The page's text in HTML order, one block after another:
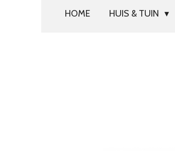
HOME HUIS & TUIN